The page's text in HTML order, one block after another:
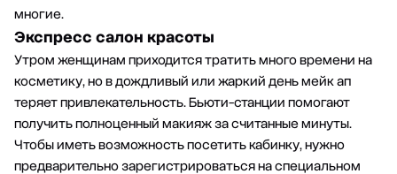
многие.
Экспресс салон красоты
Утром женщинам приходится тратить много времени на
косметику, но в дождливый или жаркий день мейк ап
теряет привлекательность. Бьюти-станции помогают
получить полноценный макияж за считанные минуты.
Чтобы иметь возможность посетить кабинку, нужно
предварительно зарегистрироваться на специальном